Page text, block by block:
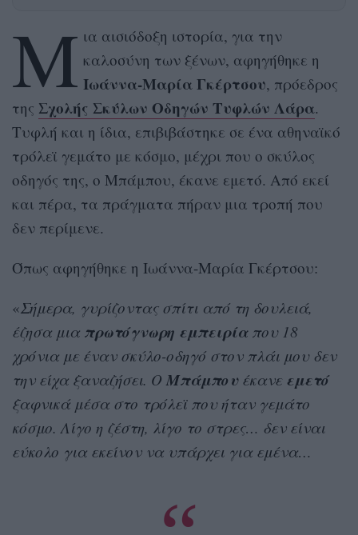
Μ ια αισιόδοξη ιστορία, για την
καλοσύνη των ξένων, αφηγήθηκε η
Ιωάννα-Μαρία Γκέρτσου, πρόεδρος
της Σχολής Σκύλων Οδηγών Τυφλών Λάρα.
Τυφλή και η ίδια, επιβιβάστηκε σε ένα αθηναϊκό
τρόλεϊ γεμάτο με κόσμο, μέχρι που ο σκύλος
οδηγός της, ο Μπάμπου, έκανε εμετό. Από εκεί
και πέρα, τα πράγματα πήραν μια τροπή που
δεν περίμενε.
Όπως αφηγήθηκε η Ιωάννα-Μαρία Γκέρτσου:
«Σήμερα, γυρίζοντας σπίτι από τη δουλειά,
έζησα μια πρωτόγνωρη εμπειρίαπου 18
χρόνια με έναν σκύλο-οδηγό στον πλάι μου δεν
την είχα ξαναζήσει. Ο Μπάμπουέκανε εμετό
ξαφνικά μέσα στο τρόλεϊ που ήταν γεμάτο
κόσμο. Λίγο η ζέστη, λίγο το στρες… δεν είναι
εύκολο για εκείνον να υπάρχει για εμένα…